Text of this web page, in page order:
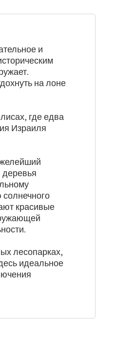
и
на лоне
где едва
Израиля
красивые
лесопарках,
идеальное